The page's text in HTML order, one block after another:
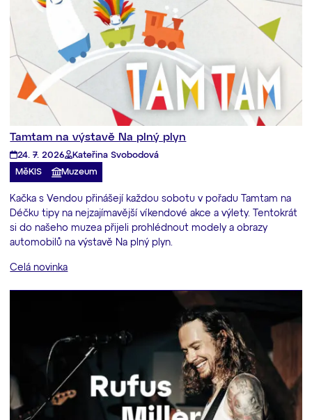
Tamtam na výstavě Na plný plyn
24. 7. 2026
Kateřina Svobodová
MěKIS
Muzeum
Kačka s Vendou přinášejí každou sobotu v pořadu Tamtam na
Déčku tipy na nejzajímavější víkendové akce a výlety. Tentokrát
si do našeho muzea přijeli prohlédnout modely a obrazy
automobilů na výstavě Na plný plyn.
Celá novinka